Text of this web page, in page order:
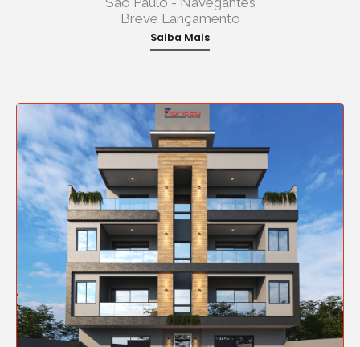
Breve Lançamento
Saiba Mais